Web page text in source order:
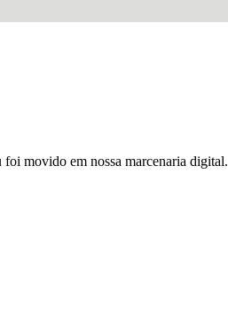
foi movido em nossa marcenaria digital.